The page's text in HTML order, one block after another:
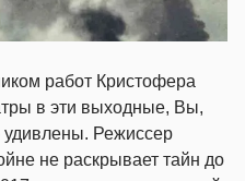
работ Кристофера
в эти выходные, Вы,
Режиссер
не раскрывает тайн до